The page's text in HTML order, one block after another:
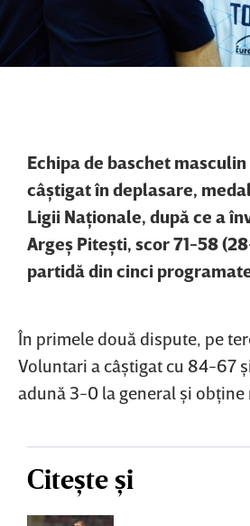
Echipa de baschet masculin
câştigat în deplasare,
Ligii Naţionale, după ce a
Argeş Piteşti, scor 71-58
partidă din cinci
În primele două dispute, pe
Voluntari a câştigat cu 84-67
adună 3-0 la general şi obţine
Citește și